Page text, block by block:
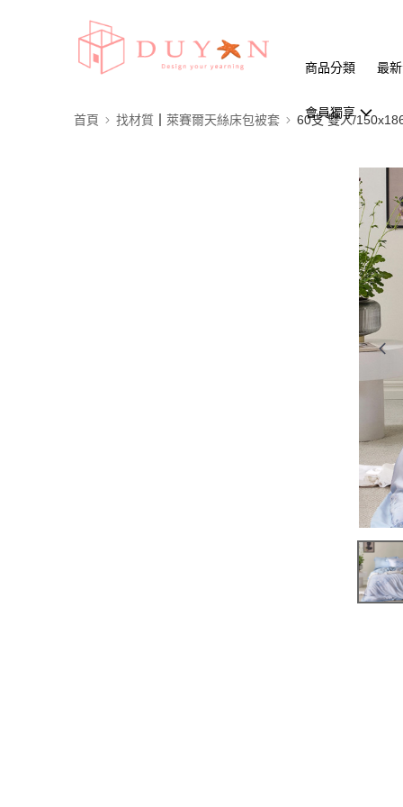
商品分類 最
會員獨享
首頁 找材質┃萊賽爾天絲床包被套 60支 雙人/